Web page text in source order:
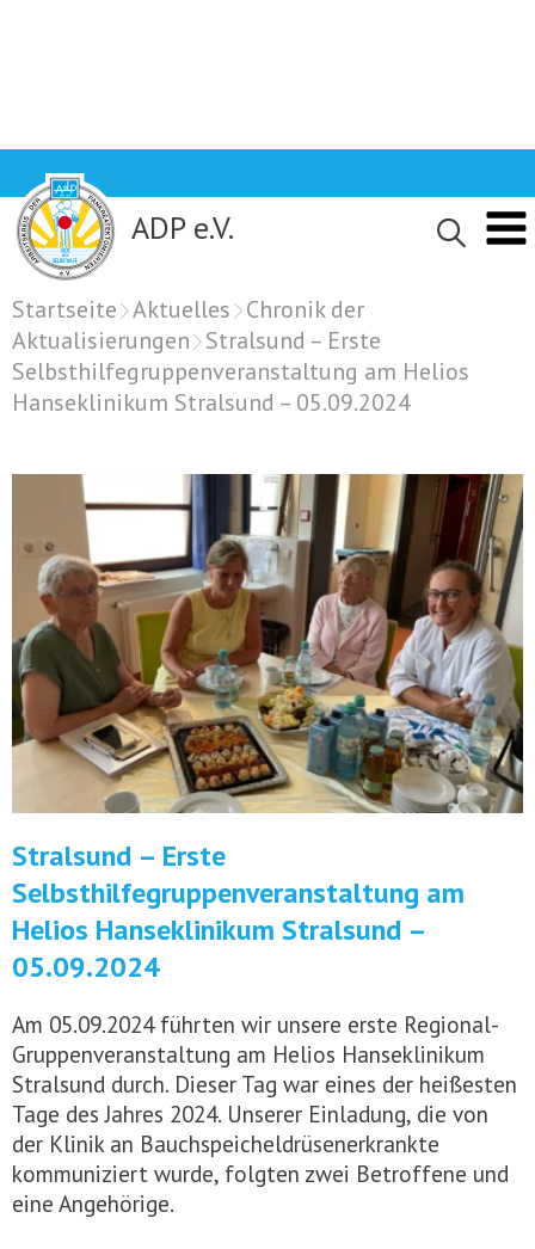
to
content
ADP e.V.
Startseite Aktuelles Chronik der
Aktualisierungen Stralsund – Erste
Selbsthilfegruppenveranstaltung am Helios
Hanseklinikum Stralsund – 05.09.2024
Stralsund – Erste
Selbsthilfegruppenveranstaltung am
Helios Hanseklinikum Stralsund –
05.09.2024
Am 05.09.2024 führten wir unsere erste Regional-
Gruppenveranstaltung am Helios Hanseklinikum
Stralsund durch. Dieser Tag war eines der heißesten
Tage des Jahres 2024. Unserer Einladung, die von
der Klinik an Bauchspeicheldrüsenerkrankte
kommuniziert wurde, folgten zwei Betroffene und
eine Angehörige.